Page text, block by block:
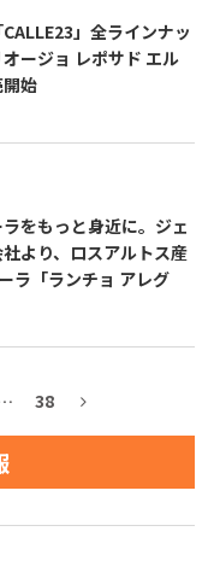
」全ラインナッ
ージョ レポサド エル
始
をもっと身近に。ジェ
より、ロスアルトス産
ラ「ランチョ アレグ
38